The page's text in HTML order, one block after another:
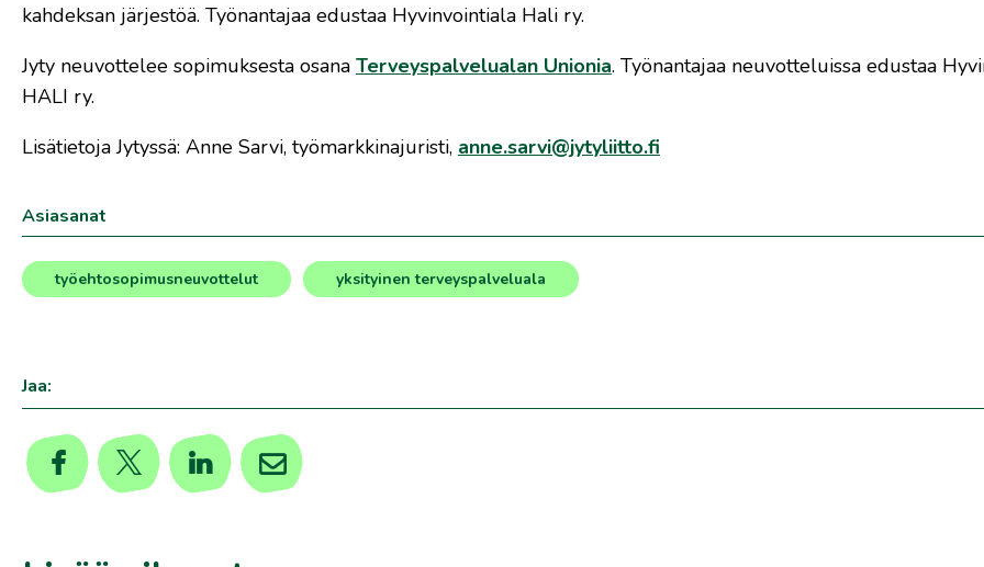
kahdeksan järjestöä. Työnantajaa edustaa Hyvinvointiala Hali ry.
Jyty neuvottelee sopimuksesta osana Terveyspalvelualan Unionia. Työnantajaa neuvotteluissa edustaa
HALI ry.
Lisätietoja Jytyssä: Anne Sarvi, työmarkkinajuristi, anne.sarvi@jytyliitto.fi
Asiasanat
työehtosopimusneuvottelut yksityinen terveyspalveluala
Jaa: